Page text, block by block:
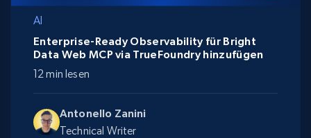
AI
Antonello Zanini
Technical Writer
Enterprise-Ready Observability für Bright
Data Web MCP via TrueFoundry hinzufügen
12 min lesen